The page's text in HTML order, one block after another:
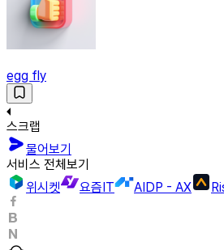
egg fly
스크랩
물어보기
서비스 전체보기
위시켓
요즘IT AIDP - AX